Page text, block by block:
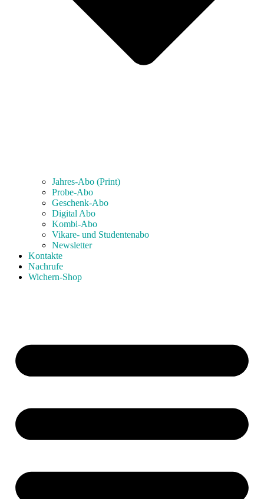
Jahres-Abo (Print)
Probe-Abo
Geschenk-Abo
Digital Abo
Kombi-Abo
Vikare- und Studentenabo
Newsletter
Kontakte
Nachrufe
Wichern-Shop